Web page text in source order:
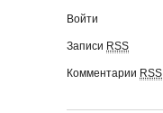
Войти
Записи RSS
Комментарии RSS